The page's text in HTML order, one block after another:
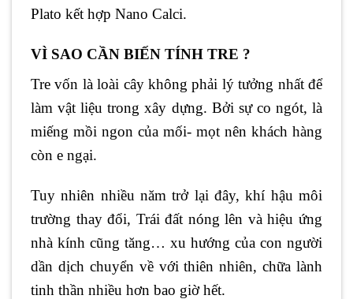
Plato kết hợp Nano Calci.
VÌ SAO CẦN BIẾN TÍNH TRE ?
Tre vốn là loài cây không phải lý tưởng nhất để
làm vật liệu trong xây dựng. Bởi sự co ngót, là
miếng mồi ngon của mối- mọt nên khách hàng
còn e ngại.
Tuy nhiên nhiều năm trở lại đây, khí hậu môi
trường thay đổi, Trái đất nóng lên và hiệu ứng
nhà kính cũng tăng… xu hướng của con người
dần dịch chuyển về với thiên nhiên, chữa lành
tinh thần nhiều hơn bao giờ hết.